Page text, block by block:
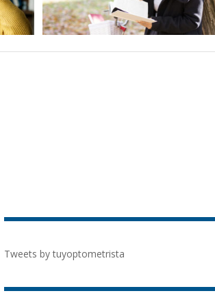
Tweets by tuyoptometrista